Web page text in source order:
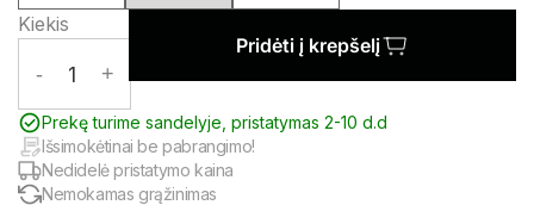
Kiekis
- 1 +
Pridėti į krepšelį
Prekę turime sandelyje, pristatymas 2-10 d.d
Išsimokėtinai be pabrangimo!
Nedidelė pristatymo kaina
Nemokamas grąžinimas